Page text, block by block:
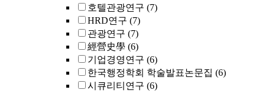
호텔관광연구 (7)
HRD연구 (7)
관광연구 (7)
經營史學 (6)
기업경영연구 (6)
한국행정학회 학술발표논문집 (6)
시큐리티연구 (6)